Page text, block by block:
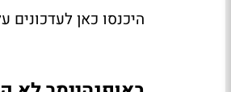
היכנסו כאן לעדכונים